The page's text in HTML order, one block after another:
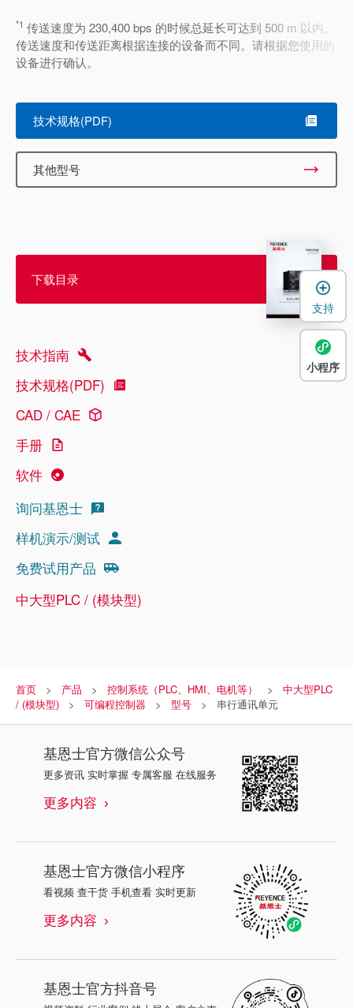
*1 传送速度为 230,400 bps 的时候总延长可达到 500 m 以内。
传送速度和传送距离根据连接的设备而不同。请根据您使用的
设备进行确认。
技术规格(PDF)
其他型号
下载目录
技术指南
技术规格(PDF)
CAD / CAE
手册
软件
询问基恩士
样机演示/测试
免费试用产品
中大型PLC / (模块型)
首页 产品 控制系统（PLC、HMI、电机等）
中大型PLC
/ (模块型)
可编程控制器 型号 串行通讯单元
基恩士官方微信公众号
更多资讯 实时掌握 专属客服 在线服务
更多内容
基恩士官方微信小程序
看视频 查干货 手机查看 实时更新
更多内容
基恩士官方抖音号
支持
小程序